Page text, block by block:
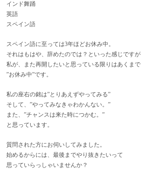
インド舞踊
英語
スペイン語
スペイン語に至っては3年ほどお休み中。
それはもはや、辞めたのでは？といった感じですが
私が、また再開したいと思っている限りはあくまで
”お休み中”です。
私の座右の銘は”とりあえずやってみる”
そして、”やってみなきゃわかんない。”
また、”チャンスは来た時につかむ。”
と思っています。
質問された方にお伺いしてみました。
始めるからには、最後までやり抜きたいって
思っていらっしゃいませんか？